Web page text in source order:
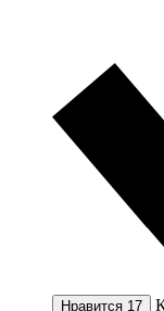
Нравится 17